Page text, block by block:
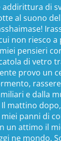
addirittura di
al suono
non riesco a
pensieri
di vetro
provo un
e dalla
Il mattino
panni di
un attimo il
ne mondo.